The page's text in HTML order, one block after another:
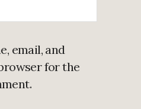
email, and
for the